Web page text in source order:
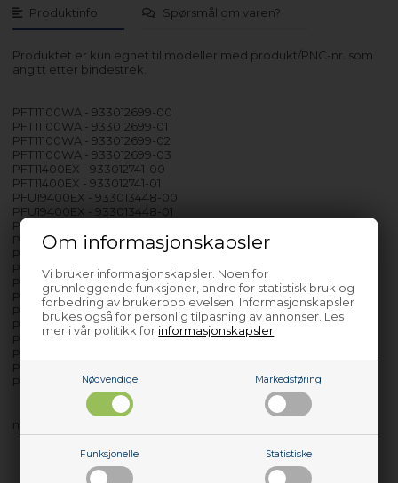
Om informasjonskapsler
Vi bruker informasjonskapsler. Noen for
grunnleggende funksjoner, andre for statistisk bruk og
forbedring av brukeropplevelsen. Informasjonskapsler
brukes også for personlig tilpasning av annonser. Les
mer i vår politikk for informasjonskapsler
Nødvendige Markedsføring
Funksjonelle Statistiske
Produktinfo Spørsmål om varen?
Produktet er kun egnet til modeller med produkt/PNC-nr. som
angitt etter bindestrek.
PFT11100WA - 933012699-00
PFT11100WA - 933012699-01
PFT11100WA - 933012699-02
PFT11100WA - 933012699-03
PFT11400EX - 933012741-00
PFT11400EX - 933012741-01
PFU19400EX - 933013448-00
PFU19400EX - 933013448-01
PFU19400EX - 933013448-02
PFU19400EX - 933013448-03
PFU19400WA - 933013442-01
PFU23400WA - 925041123-00
PFU23402WA - 925041138-00
PRG15800WA - 933012202-00
PRG15800WA - 933012202-01
PRG15800WA - 933012202-02
PRG16700WA - 933002977-00
PRG16700WA - 933002977-02
PRT23100EX - 920241435-00
PRT23100EX - 920241435-01
med flere…